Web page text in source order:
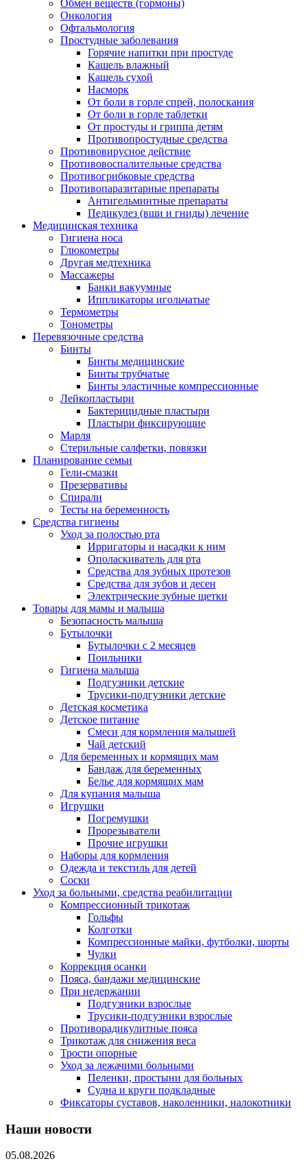
Обмен веществ (гормоны)
Онкология
Офтальмология
Простудные заболевания
Горячие напитки при простуде
Кашель влажный
Кашель сухой
Насморк
От боли в горле спрей, полоскания
От боли в горле таблетки
От простуды и гриппа детям
Противопростудные средства
Противовирусное действие
Противовоспалительные средства
Противогрибковые средства
Противопаразитарные препараты
Антигельминтные препараты
Педикулез (вши и гниды) лечение
Медицинская техника
Гигиена носа
Глюкометры
Другая медтехника
Массажеры
Банки вакуумные
Иппликаторы игольчатые
Термометры
Тонометры
Перевязочные средства
Бинты
Бинты медицинские
Бинты трубчатые
Бинты эластичные компрессионные
Лейкопластыри
Бактерицидные пластыри
Пластыри фиксирующие
Марля
Стерильные салфетки, повязки
Планирование семьи
Гели-смазки
Презервативы
Спирали
Тесты на беременность
Средства гигиены
Уход за полостью рта
Ирригаторы и насадки к ним
Ополаскиватель для рта
Средства для зубных протезов
Средства для зубов и десен
Электрические зубные щетки
Товары для мамы и малыша
Безопасность малыша
Бутылочки
Бутылочки с 2 месяцев
Поильники
Гигиена малыша
Подгузники детские
Трусики-подгузники детские
Детская косметика
Детское питание
Смеси для кормления малышей
Чай детский
Для беременных и кормящих мам
Бандаж для беременных
Белье для кормящих мам
Для купания малыша
Игрушки
Погремушки
Прорезыватели
Прочие игрушки
Наборы для кормления
Одежда и текстиль для детей
Соски
Уход за больными, средства реабилитации
Компрессионный трикотаж
Гольфы
Колготки
Компрессионные майки, футболки, шорты
Чулки
Коррекция осанки
Пояса, бандажи медицинские
При недержании
Подгузники взрослые
Трусики-подгузники взрослые
Противорадикулитные пояса
Трикотаж для снижения веса
Трости опорные
Уход за лежачими больными
Пеленки, простыни для больных
Судна и круги подкладные
Фиксаторы суставов, наколенники, налокотники
Наши новости
05.08.2026